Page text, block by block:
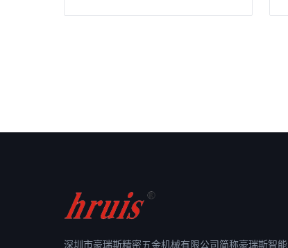
深圳市豪瑞斯精密五金机械有限公司简称豪瑞斯智能